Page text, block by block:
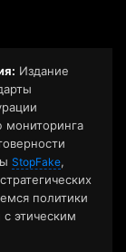
Издание
мониторинга
StopFake,
политики
с этическим